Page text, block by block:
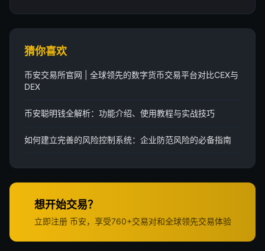
猜你喜欢
币安交易所官网 | 全球领先的数字货币交易平台对比CEX与
DEX
币安聪明钱全解析：功能介绍、使用教程与实战技巧
如何建立完善的风险控制系统：企业防范风险的必备指南
想开始交易？
立即注册 币安，享受760+交易对和全球领先交易体验